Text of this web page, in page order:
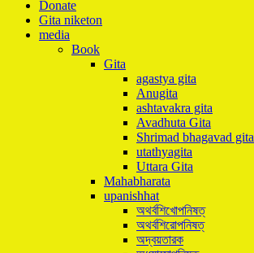
Donate
Gita niketon
media
Book
Gita
agastya gita
Anugita
ashtavakra gita
Avadhuta Gita
Shrimad bhagavad gita
utathyagita
Uttara Gita
Mahabharata
upanishhat
অথর্বশিখোপনিষত্
অথর্বশিরোপনিষত্
অদ্বয়তারক